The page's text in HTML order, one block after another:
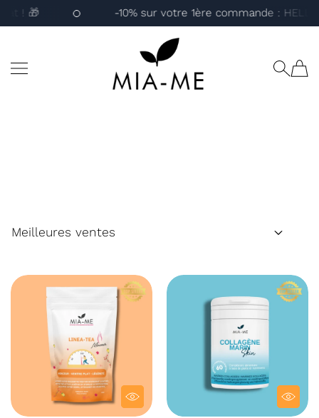
ALLER AU CONTENU
! 🎁 -10% sur votre 1ère commande : HELLO10